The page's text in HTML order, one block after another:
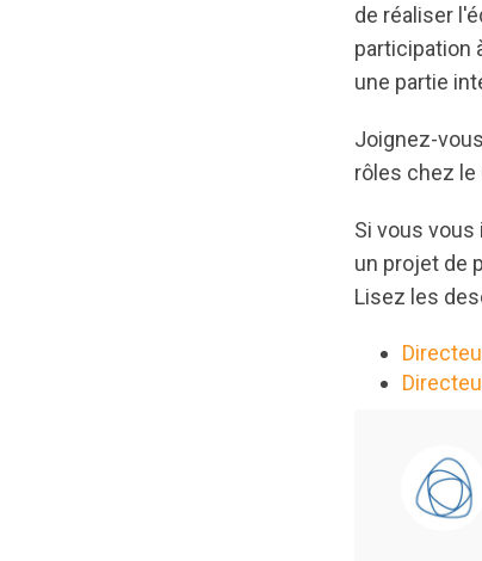
de réaliser
participation
une partie
Joignez-
rôles chez le
Si vous
un projet de
Lisez les